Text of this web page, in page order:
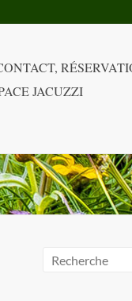
JACUZZI